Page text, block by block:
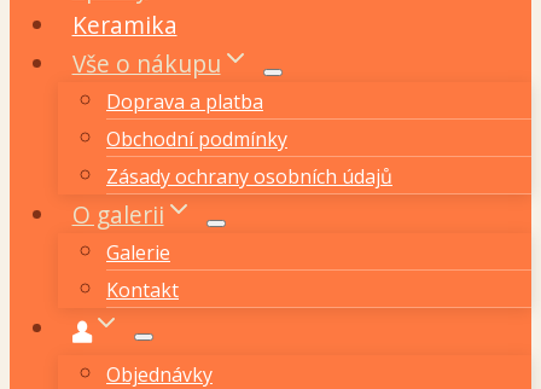
Keramika
Vše o nákupu
Doprava a platba
Obchodní podmínky
Zásady ochrany osobních údajů
O galerii
Galerie
Kontakt
Objednávky